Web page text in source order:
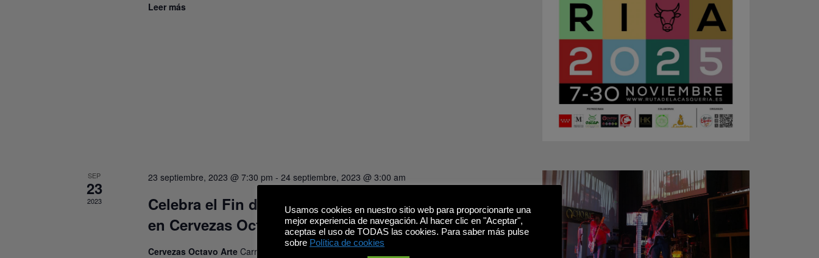
Leer más
SEP
23
2023
23 septiembre, 2023 @ 7:30 pm -24 septiembre, 2023 @ 3:00 am
Celebra el Fin del Verano con Estilo: Fiesta de DJs
en Cervezas Octavo Arte de Segovia
Cervezas Octavo ArteCarretera de Valladolid, 8, La Lastrilla
Usamos cookies en nuestro sitio web para proporcionarte una
mejor experiencia de navegación. Al hacer clic en "Aceptar",
aceptas el uso de TODAS las cookies. Para saber más pulse
sobre Política de cookies